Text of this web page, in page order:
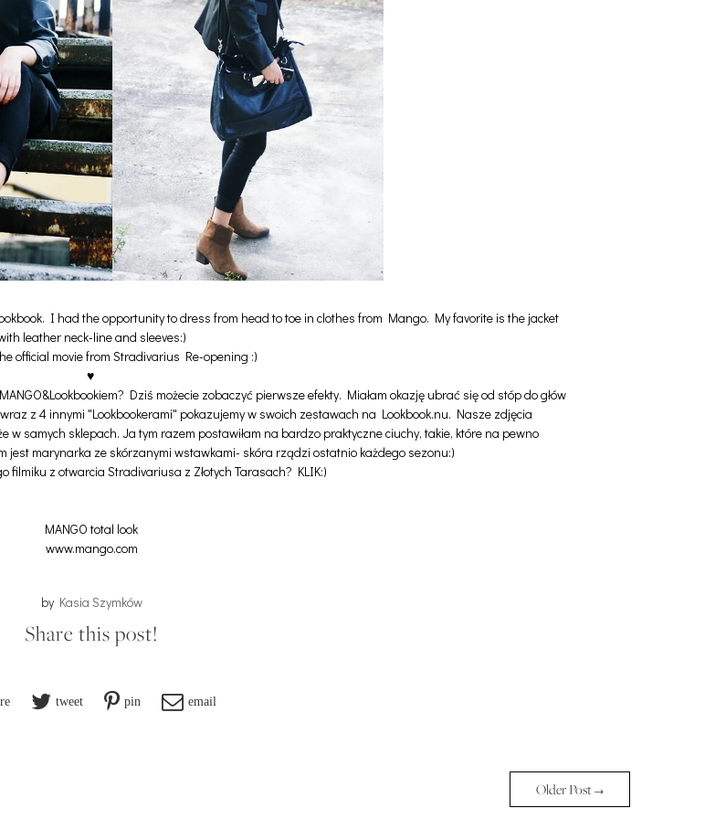
I had the opportunity to dress from head to toe in clothes from Mango. My favorite is the jacket
leather neck-line and sleeves:)
official movie from Stradivarius Re-opening :)
♥
Dziś możecie zobaczyć pierwsze efekty. Miałam okazję ubrać się od stóp do głów
z 4 innymi "Lookbookerami" pokazujemy w swoich zestawach na Lookbook.nu. Nasze zdjęcia
samych sklepach. Ja tym razem postawiłam na bardzo praktyczne ciuchy, takie, które na pewno
marynarka ze skórzanymi wstawkami- skóra rządzi ostatnio każdego sezonu:)
filmiku z otwarcia Stradivariusa z Złotych Tarasach? KLIK:)
MANGO total look
www.mango.com
by Kasia Szymków
Share this post!
tweet pin email
Older Post →